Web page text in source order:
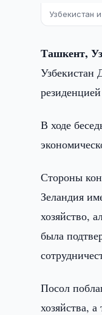
Узбекистан
Ташкент,
В ходе
Стороны
Зеландия
хозяйство,
была
Посол
хозяйства,